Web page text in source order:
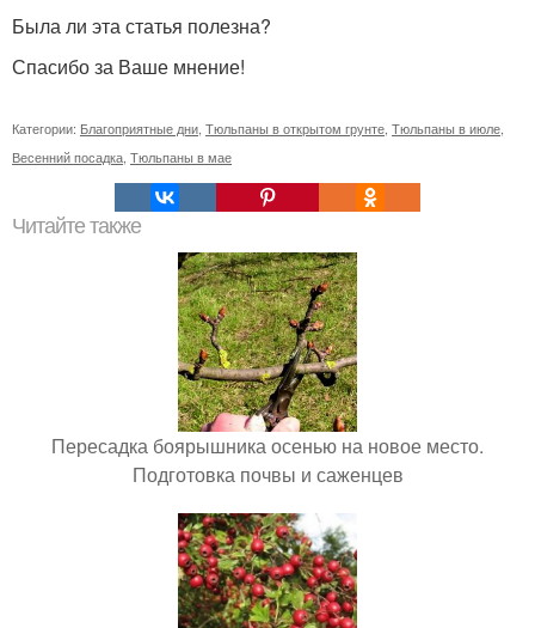
Была ли эта статья полезна?
Спасибо за Ваше мнение!
Категории: Благоприятные дни Тюльпаны в открытом грунте Тюльпаны в июле
Весенний посадка Тюльпаны в мае
Читайте также
Пересадка боярышника осенью на новое место.
Подготовка почвы и саженцев